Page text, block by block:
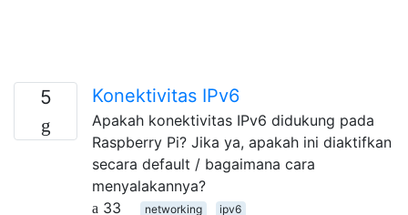
5 Konektivitas IPv6
Apakah konektivitas IPv6 didukung pada
Raspberry Pi? Jika ya, apakah ini diaktifkan
secara default / bagaimana cara
menyalakannya?
33
networking ipv6